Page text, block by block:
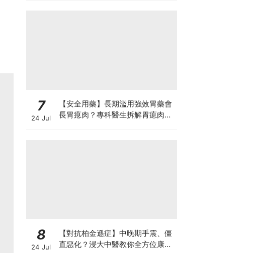
7
24 Jul
【安全用藥】長期濫用強效胃藥會
長胃瘜肉？專科醫生拆解胃瘜肉癌
8
24 Jul
【對抗柏金遜症】中晚期手震、僵
直惡化？浸大中醫教你全方位康復